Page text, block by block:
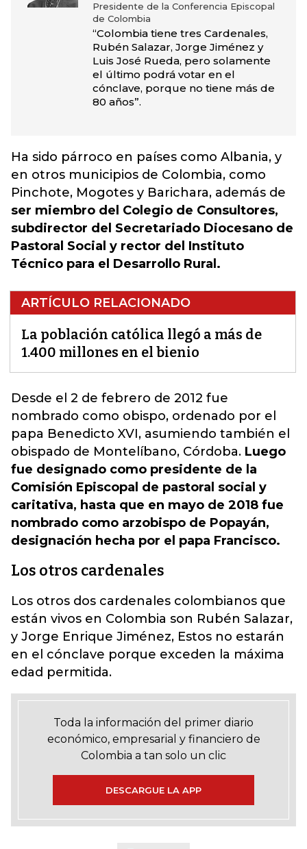
Presidente de la Conferencia Episcopal
de Colombia
“Colombia tiene tres Cardenales,
Rubén Salazar, Jorge Jiménez y
Luis José Rueda, pero solamente
el último podrá votar en el
cónclave, porque no tiene más de
80 años”.
Ha sido párroco en países como Albania, y
en otros municipios de Colombia, como
Pinchote, Mogotes y Barichara, además de
ser miembro del Colegio de Consultores,
subdirector del Secretariado Diocesano de
Pastoral Social y rector del Instituto
Técnico para el Desarrollo Rural.
ARTÍCULO RELACIONADO
La población católica llegó a más de
1.400 millones en el bienio
Desde el 2 de febrero de 2012 fue
nombrado como obispo, ordenado por el
papa Benedicto XVI, asumiendo también el
obispado de Montelíbano, Córdoba. Luego
fue designado como presidente de la
Comisión Episcopal de pastoral social y
caritativa, hasta que en mayo de 2018 fue
nombrado como arzobispo de Popayán,
designación hecha por el papa Francisco.
Los otros cardenales
Los otros dos cardenales colombianos que
están vivos en Colombia son Rubén Salazar,
y Jorge Enrique Jiménez, Estos no estarán
en el cónclave porque exceden la máxima
edad permitida.
Toda la información del primer diario
económico, empresarial y financiero de
Colombia a tan solo un clic
DESCARGUE LA APP